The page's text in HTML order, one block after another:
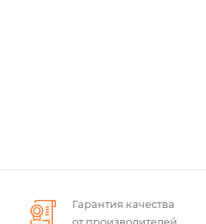
Гарантия качества